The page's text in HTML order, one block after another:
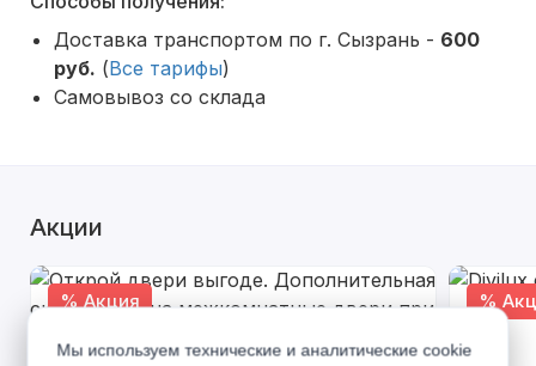
Доставка транспортом по г. Сызрань - 600
руб. (Все тарифы)
Самовывоз со склада
Акции
% Акция %
Мы используем технические и аналитические cookie